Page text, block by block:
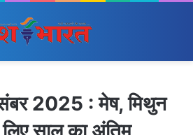
2025 : मेष, मिथुन